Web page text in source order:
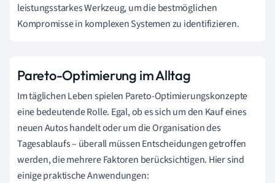
leistungsstarkes Werkzeug, um die bestmöglichen
Kompromisse in komplexen Systemen zu identifizieren.
Pareto-Optimierung im Alltag
Im täglichen Leben spielen Pareto-Optimierungskonzepte
eine bedeutende Rolle. Egal, ob es sich um den Kauf eines
neuen Autos handelt oder um die Organisation des
Tagesablaufs – überall müssen Entscheidungen getroffen
werden, die mehrere Faktoren berücksichtigen. Hier sind
einige praktische Anwendungen: